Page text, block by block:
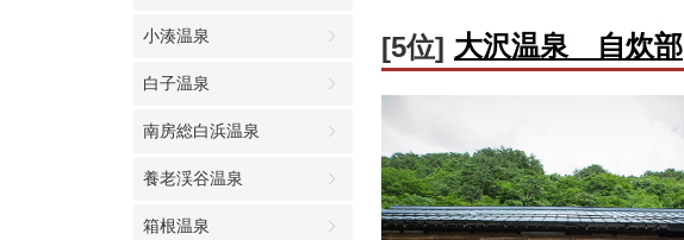
小湊温泉
白子温泉
南房総白浜温泉
養老渓谷温泉
箱根温泉
[5位] 大沢温泉 自炊部